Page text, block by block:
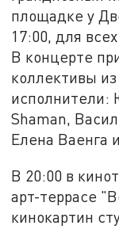
площадке у
17:00, для
В концерте
коллективы
исполнители:
Shaman,
Елена Ваенга
В 20:00 в
арт-террасе
кинокартин